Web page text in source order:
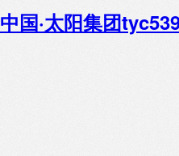
中国·太阳集团